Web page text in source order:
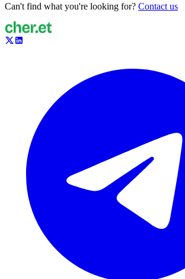
Can't find what you're looking for? Contact us